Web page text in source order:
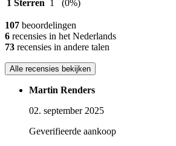
1 Sterren 1 (0%)
107 beoordelingen
6 recensies in het Nederlands
73 recensies in andere talen
Alle recensies bekijken
Martin Renders
02. september 2025
Geverifieerde aankoop